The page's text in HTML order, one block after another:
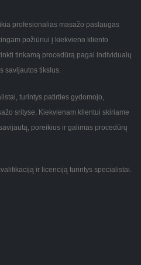
profesionalias masažo paslaugas
požiūriui į kiekvieno kliento
tinkamą procedūrą pagal individualų
savijautos tikslus.
turintys patirties gydomojo,
srityse. Kiekvienam klientui skiriame
poreikius ir galimas procedūrų
ir licenciją turintys specialistai.